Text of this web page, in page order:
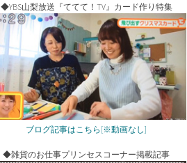
◆YBS山梨放送『ててて！TV』カード作り特集
ブログ記事はこちら[※動画なし]
◆雑貨のお仕事プリンセスコーナー掲載記事